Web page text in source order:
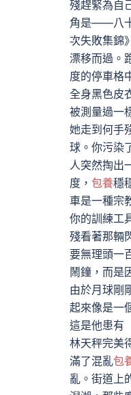
殘趕緊為自
角是——八十
次失敗集錦
漂移而過。
度的停車格
全身黑色皮
被測量過一
她走到何手
球。你污染
人突然掏出
度， 包養穩
車是一種宗
你的訓練工
殘看著那輛
要無理頭一
鬧鐘，而是
由於月球剛
起來像是一
這是他患有
林天秤完美
滿了混亂包
亂。街道上